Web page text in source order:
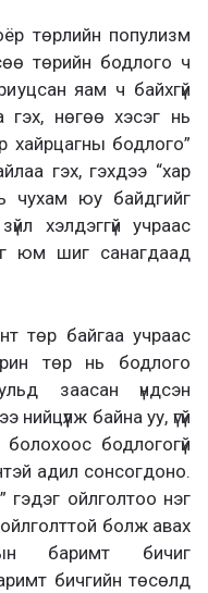
төрлийн популизм
төрийн бодлого ч
яам ч байхгүй
гэх, нөгөө хэсэг нь
хайрцагны бодлого”
гэх, гэхдээ “хар
чухам юу байдгийг
хэлдэггүй учраас
юм шиг санагдаад
төр байгаа учраас
төр нь бодлого
заасан үндсэн
нийцүүлж байна уу, үгүй
бодлогогүй
адил сонсогдоно.
гэдэг ойлголтоо нэг
болж авах
баримт бичиг
бичгийн төсөлд